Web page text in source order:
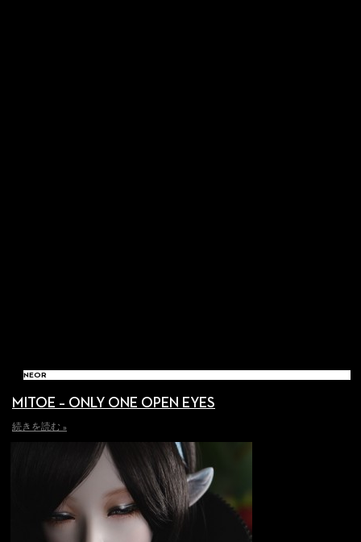
NEOR
MITOE – ONLY ONE OPEN EYES
続きを読む »